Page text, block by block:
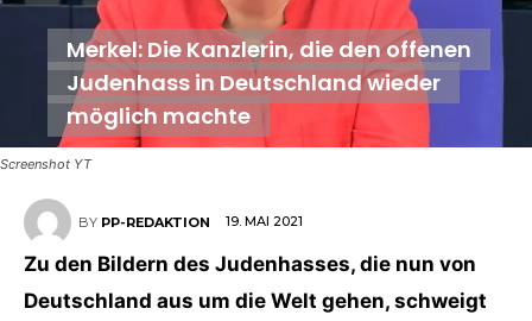
Screenshot YT
Merkel: Die Kanzlerin, die den offenen
Judenhass in Deutschland wieder
möglich machte
BY PP-REDAKTION 19. MAI 2021
Zu den Bildern des Judenhasses, die nun von
Deutschland aus um die Welt gehen, schweigt